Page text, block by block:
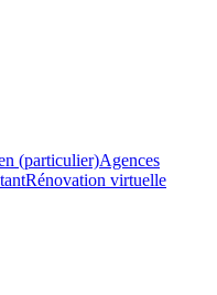
(particulier)Agences
Rénovation virtuelle